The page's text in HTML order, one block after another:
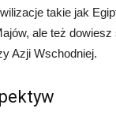
takie jak
ale też dowiesz
Azji Wschodniej.